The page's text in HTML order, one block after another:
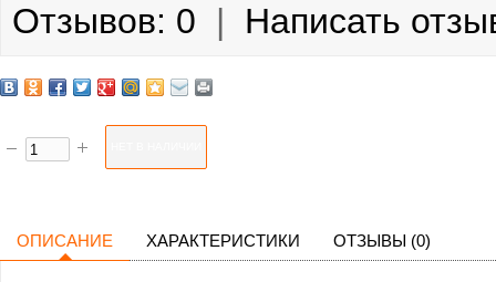
Отзывов: 0 | Написать
ОПИСАНИЕ ХАРАКТЕРИСТИКИ ОТЗЫВЫ (0)